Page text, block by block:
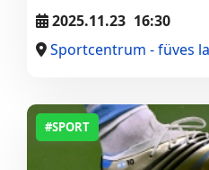
2025.11.23 16:30
Sportcentrum - füves
#SPORT